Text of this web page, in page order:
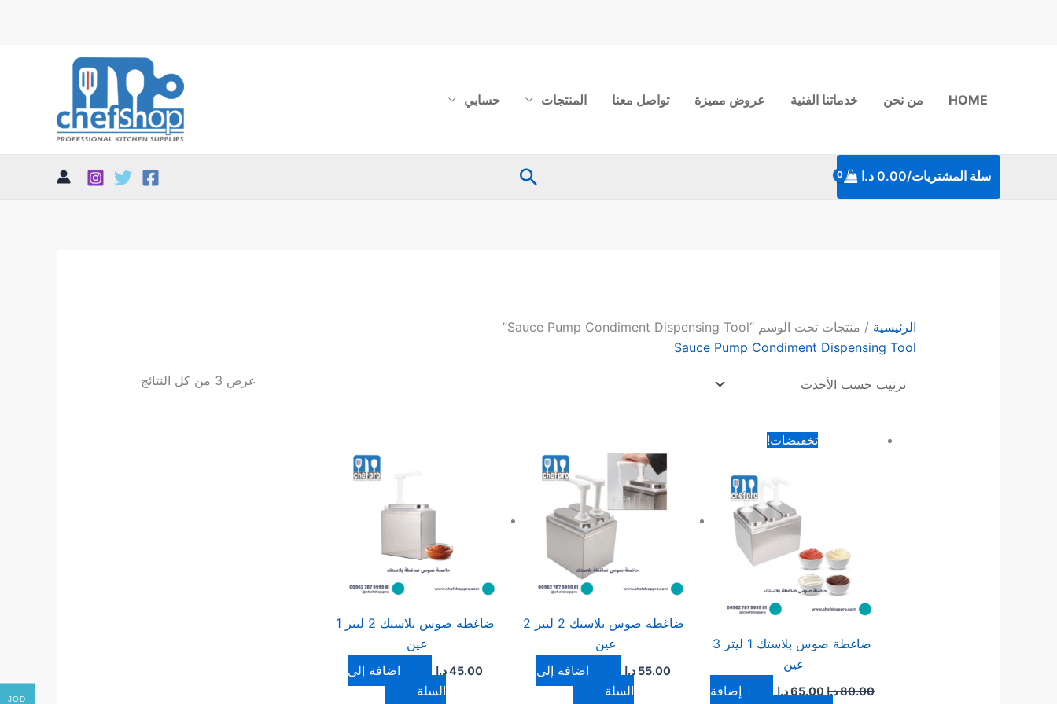
HOME من نحن خدماتنا الفنية عروض مميزة تواصل معنا المنتجات حسابي
سلة المشتريات/0.00 د.ا البحث
الرئيسية / منتجات تحت الوسم “Sauce Pump Condiment Dispensing Tool”
Sauce Pump Condiment Dispensing Tool
عرض ⁦3⁩ من كل النتائج
تخفيضات!
ضاغطة صوس بلاستك 1 ليتر 3
عين
80.00د.ا
السعر
الأصلي
65.00د.ا
السعر
الحالي
65.00 د.ا.
إضافة
ضاغطة صوس بلاستك 2 ليتر 2
عين
55.00 د.ا
إضافة إلى
السلة
ضاغطة صوس بلاستك 2 ليتر 1
عين
45.00د.ا
إضافة إلى
السلة
JOD